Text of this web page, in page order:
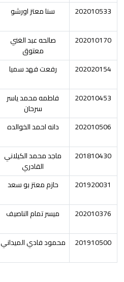
202010533
سنا معتز اورشو
202010170
صالحه عبد الغني
معتوق
202020154
رفعت فهد سميا
202010453
فاطمه محمد ياسر
سرحان
202010506
دانه احمد الخوالده
201810430
ماجد محمد الكيلاني
القادري
201920031
حازم معتز بو سعد
202010376
ميسر تمام الناصيف
201910500
محمود فادي الميداني